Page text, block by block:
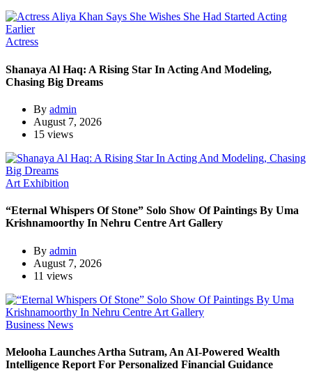
Actress
Shanaya Al Haq: A Rising Star In Acting And Modeling,
Chasing Big Dreams
By admin
August 7, 2026
15 views
Art Exhibition
“Eternal Whispers Of Stone” Solo Show Of Paintings By Uma
Krishnamoorthy In Nehru Centre Art Gallery
By admin
August 7, 2026
11 views
Business News
Melooha Launches Artha Sutram, An AI-Powered Wealth
Intelligence Report For Personalized Financial Guidance